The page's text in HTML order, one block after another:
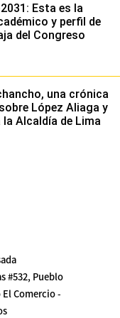
Esta es la
y perfil de
del Congreso
una crónica
López Aliaga y
Alcaldía de Lima
#532, Pueblo
Comercio -